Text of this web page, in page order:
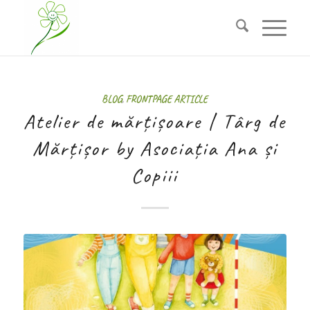
BLOG, FRONTPAGE ARTICLE
Atelier de mărțișoare | Târg de
Mărțișor by Asociația Ana și
Copiii